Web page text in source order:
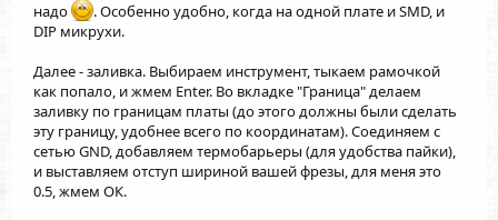
надо
. Особенно удобно, когда на одной плате и SMD, и
DIP микрухи.
Далее - заливка. Выбираем инструмент, тыкаем рамочкой
как попало, и жмем Enter. Во вкладке "Граница" делаем
заливку по границам платы (до этого должны были сделать
эту границу, удобнее всего по координатам). Соединяем с
сетью GND, добавляем термобарьеры (для удобства пайки),
и выставляем отступ шириной вашей фрезы, для меня это
0.5, жмем ОК.